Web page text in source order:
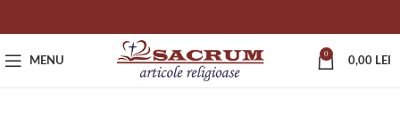
MENU
0
0,00 LEI